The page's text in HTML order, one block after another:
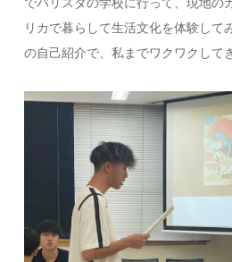
でバリスタの学校に行って、現地の
リカで暮らして生活文化を体験して
の自己紹介で、私までワクワクして